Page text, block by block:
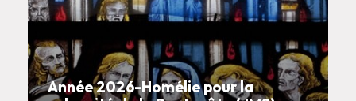
Année 2026-Homélie pour la